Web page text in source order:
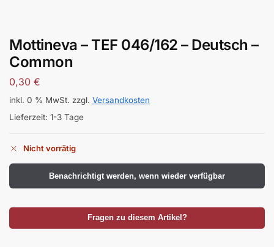
Mottineva – TEF 046/162 – Deutsch –
Common
0,30 €
inkl. 0 % MwSt. zzgl. Versandkosten
Lieferzeit: 1-3 Tage
Nicht vorrätig
Benachrichtigt werden, wenn wieder verfügbar
Fragen zu diesem Artikel?